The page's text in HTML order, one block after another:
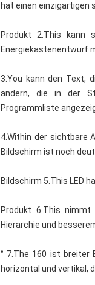
hat einen einzigartigen
Produkt 2.This kann
Energiekastenentwurf
3.You kann den Text,
ändern, die in der
Programmliste
4.Within der sichtbare
Bildschirm ist noch
Bildschirm 5.This LED
Produkt 6.This
Hierarchie und
° 7.The 160 ist breiter
horizontal und vertikal,